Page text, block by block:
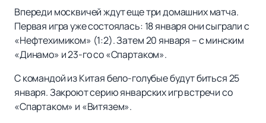
Впереди москвичей ждут еще три домашних матча.
Первая игра уже состоялась: 18 января они сыграли с
«Нефтехимиком» (1:2). Затем 20 января – с минским
«Динамо» и 23-го со «Спартаком».
С командой из Китая бело-голубые будут биться 25
января. Закроют серию январских игр встречи со
«Спартаком» и «Витязем».